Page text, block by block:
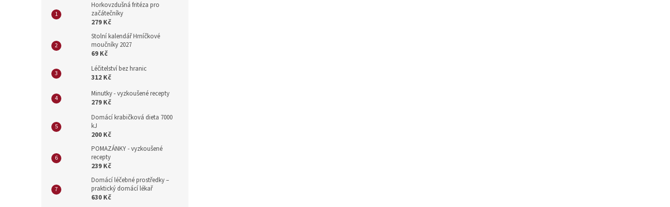
Horkovzdušná fritéza pro
začátečníky
279 Kč
Stolní kalendář Hrníčkové
moučníky 2027
69 Kč
Léčitelství bez hranic
312 Kč
Minutky - vyzkoušené recepty
279 Kč
Domácí krabičková dieta 7000
kJ
200 Kč
POMAZÁNKY - vyzkoušené
recepty
239 Kč
Domácí léčebné prostředky –
praktický domácí lékař
630 Kč